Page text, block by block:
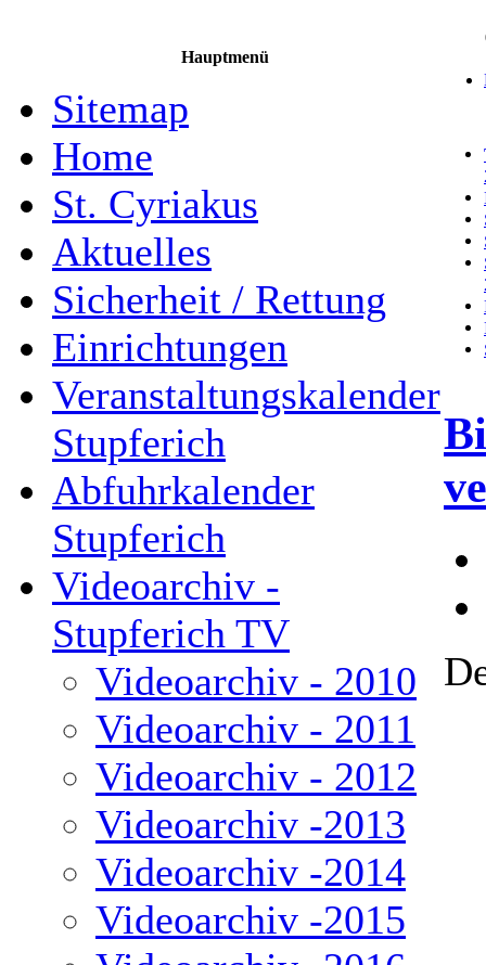
Hauptmenü
Sitemap
Home
St. Cyriakus
Aktuelles
Sicherheit / Rettung
Einrichtungen
Veranstaltungskalender
Stupferich
Abfuhrkalender
Stupferich
Videoarchiv -
Stupferich TV
Videoarchiv - 2010
Videoarchiv - 2011
Videoarchiv - 2012
Videoarchiv -2013
Videoarchiv -2014
Videoarchiv -2015